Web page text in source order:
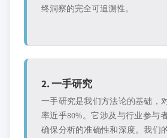
终洞察的完全可追溯性。
2. 一手研究
一手研究是我们方法论的基础，
率近乎80%。它涉及与行业参与
确保分析的准确性和深度。我们